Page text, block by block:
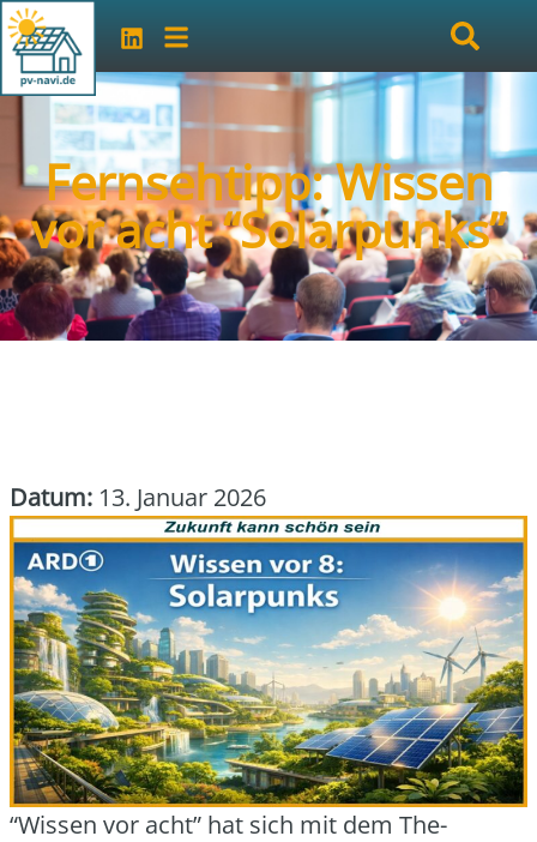
Fernsehtipp: Wissen
vor acht “Solarpunks”
Datum: 13. Januar 2026
“Wis­sen vor acht” hat sich mit dem The­